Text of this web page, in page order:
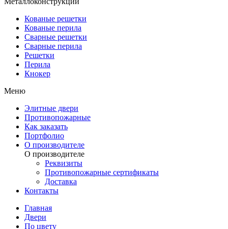
Кованые решетки
Кованые перила
Сварные решетки
Сварные перила
Решетки
Перила
Кнокер
Меню
Элитные двери
Противопожарные
Как заказать
Портфолио
О производителе
О производителе
Реквизиты
Противопожарные сертификаты
Доставка
Контакты
Главная
Двери
По цвету